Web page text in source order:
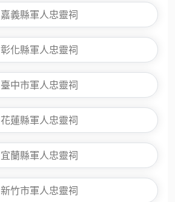
嘉義縣軍人忠靈祠
彰化縣軍人忠靈祠
臺中市軍人忠靈祠
花蓮縣軍人忠靈祠
宜蘭縣軍人忠靈祠
新竹市軍人忠靈祠